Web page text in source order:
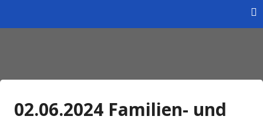
Wintersportverein
Braunschweig e.V.
02.06.2024 Familien- und